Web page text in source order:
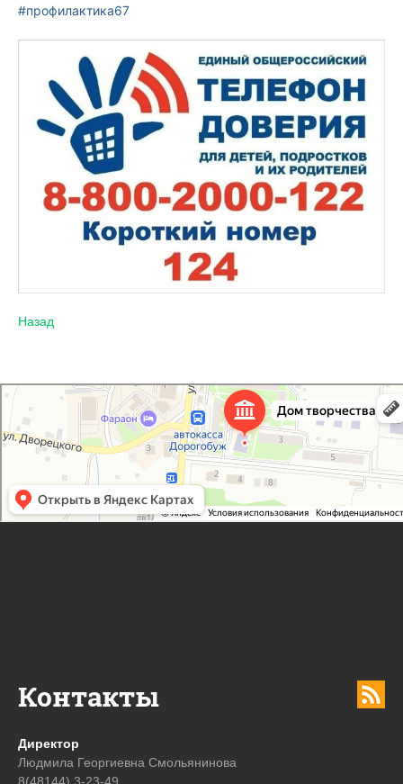
#профилактика67
Назад
Контакты
Директор
Людмила Георгиевна Смольянинова
Дорогобужский дом детского творчества
Дом культуры в Дорогобуже
Дополнительное образование в Дорогобуже